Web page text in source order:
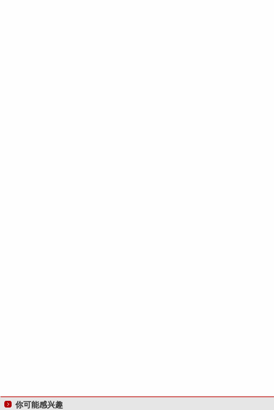
你可能感兴趣